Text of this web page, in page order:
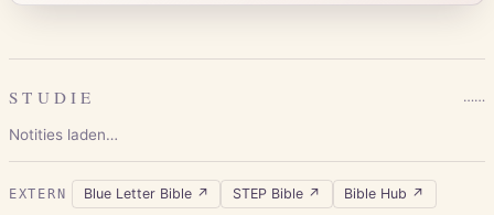
STUDIE ……
Notities laden…
EXTERN Blue Letter Bible↗ STEP Bible↗ Bible Hub ↗